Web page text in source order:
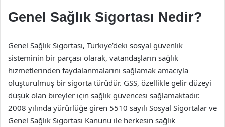
Genel Sağlık Sigortası Nedir?
Genel Sağlık Sigortası, Türkiye’deki sosyal güvenlik
sisteminin bir parçası olarak, vatandaşların sağlık
hizmetlerinden faydalanmalarını sağlamak amacıyla
oluşturulmuş bir sigorta türüdür. GSS, özellikle gelir düzeyi
düşük olan bireyler için sağlık güvencesi sağlamaktadır.
2008 yılında yürürlüğe giren 5510 sayılı Sosyal Sigortalar ve
Genel Sağlık Sigortası Kanunu ile herkesin sağlık